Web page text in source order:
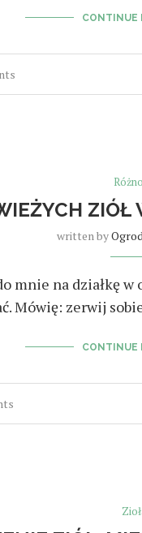
CONTINUE
written by
mnie na działkę
Mówię: zerwij
CONTINUE